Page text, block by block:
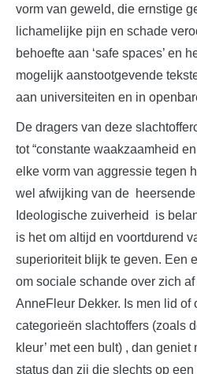
vorm van geweld, die ernstige
lichamelijke pijn en schade
behoefte aan ‘safe spaces’ en
mogelijk aanstootgevende
aan universiteiten en in
De dragers van deze
tot “constante waakzaamheid
elke vorm van aggressie tegen
wel afwijking van de
Ideologische zuiverheid is
is het om altijd en voortdurend
superioriteit blijk te geven. Een
om sociale schande over zich
AnneFleur Dekker. Is men lid of
categorieën slachtoffers (zoals
kleur’ met een bult) , dan
status dan zij die slechts op een